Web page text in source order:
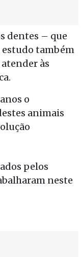
dentes – que
estudo também
às
o
animais
pelos
neste